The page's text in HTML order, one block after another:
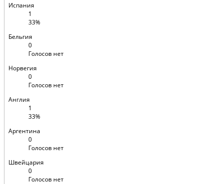
Испания
1
33%
Бельгия
0
Голосов нет
Норвегия
0
Голосов нет
Англия
1
33%
Аргентина
0
Голосов нет
Швейцария
0
Голосов нет